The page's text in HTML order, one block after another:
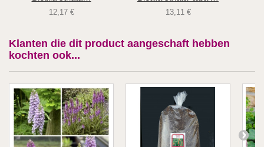
12,17 € 13,11 €
Klanten die dit product aangeschaft hebben
kochten ook...